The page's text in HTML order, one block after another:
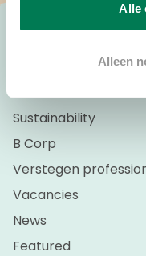
Alle
Alleen
ABOUT VERSTEGEN
Sustainability
B Corp
Verstegen
Vacancies
News
Featured